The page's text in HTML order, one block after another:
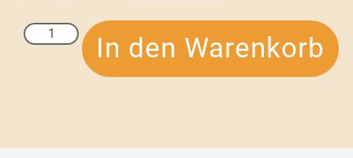
In den Warenkorb